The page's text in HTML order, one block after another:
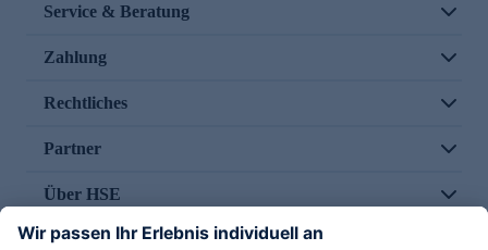
Service & Beratung
Zahlung
Rechtliches
Partner
Über HSE
Im TV